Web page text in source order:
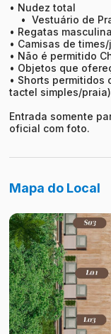
• Nudez total
• Vestuário de
• Regatas
• Camisas de
• Não é permitido
• Objetos que
• Shorts permitidos
tactel simples/praia)
Entrada somente
oficial com foto.
Mapa do Local